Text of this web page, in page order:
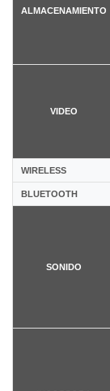
ALMACENAMIENTO
VIDEO
WIRELESS
BLUETOOTH
SONIDO